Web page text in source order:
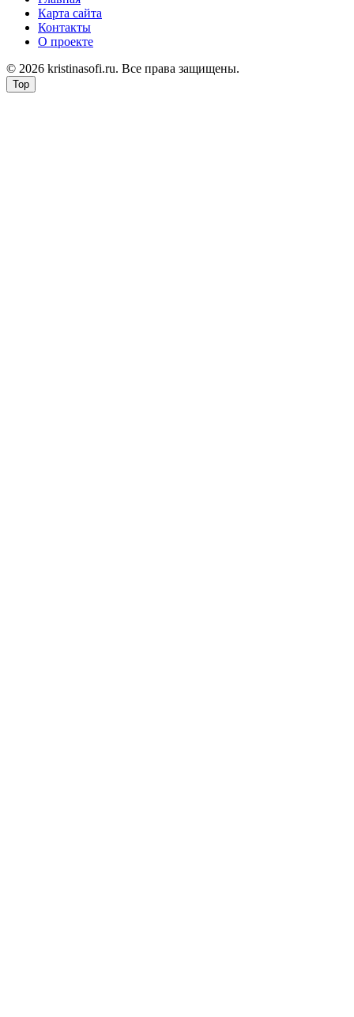
Карта сайта
Контакты
О проекте
© 2026 kristinasofi.ru. Все права защищены.
Top